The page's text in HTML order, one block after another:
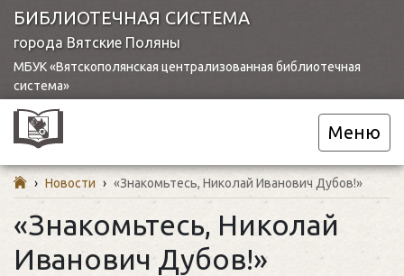
БИБЛИОТЕЧНАЯ СИСТЕМА
города Вятские Поляны
МБУК «Вятскополянская централизованная библиотечная
система»
Меню
› Новости › «Знакомьтесь, Николай Иванович Дубов!»
«Знакомьтесь, Николай
Иванович Дубов!»